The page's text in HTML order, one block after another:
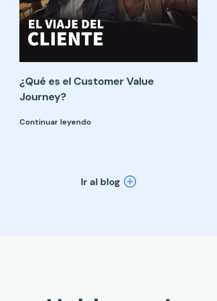
¿Qué es el Customer Value
Journey?
Continuar leyendo
Ir al blog